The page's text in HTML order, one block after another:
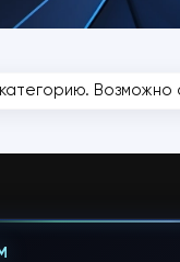
Возможно